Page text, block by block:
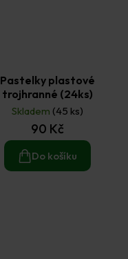
Pastelky plastové
trojhranné (24ks)
Skladem (45 ks)
90 Kč
Do košíku